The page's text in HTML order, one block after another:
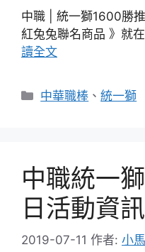
中職 | 統一獅1600勝
紅兔兔聯名商品 》就
讀全文
分
中華職棒 、統一獅
中職統一
日活動資訊
2019-07-11 作者: 小馬